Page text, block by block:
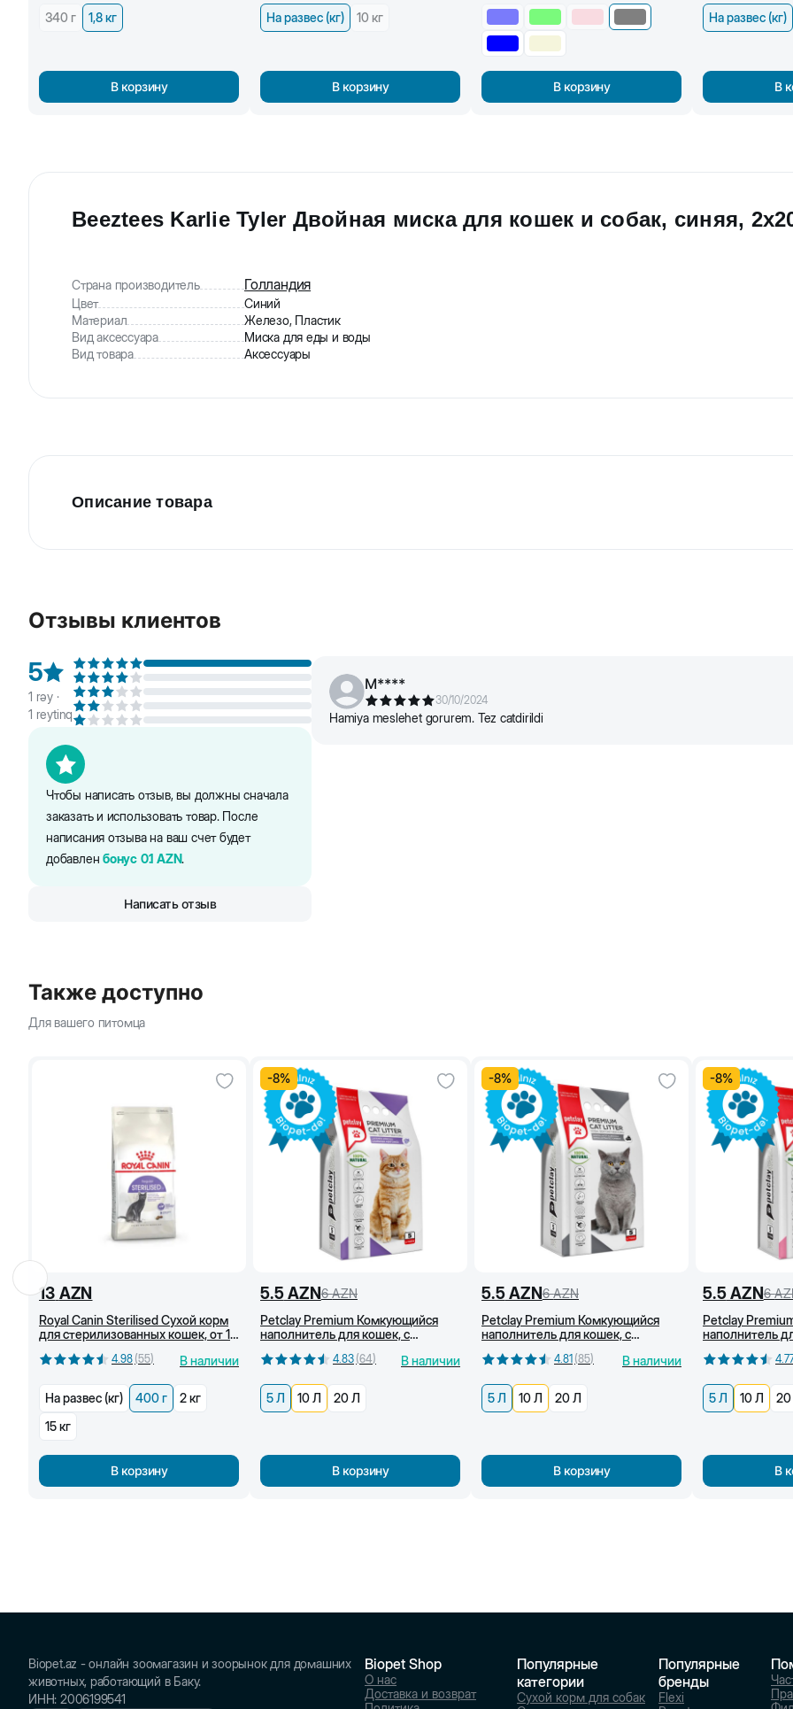
340 г 1,8 кг
В корзину
На развес (кг) 10 кг
В корзину В корзину
На развес (кг)
В
Beeztees Karlie Tyler Двойная миска для кошек и собак, синяя,
Страна производитель Голландия
Цвет
Синий
Материал
Железо, Пластик
Вид аксессуара
Миска для еды и воды
Вид товара
Аксессуары
Описание товара
Отзывы клиентов
5
1 rəy ·
1 reytinq
Чтобы написать отзыв, вы должны сначала
заказать и использовать товар. После
написания отзыва на ваш счет будет
добавленбонус 0.1 AZN.
Написать отзыв
M****
30/10/2024
Hamiya meslehet gorurem. Tez catdirildi
Также доступно
Для вашего питомца
13 AZN
Royal Canin Sterilised Сухой корм
для стерилизованных кошек, от 1
4.98 (55) В наличии
На развес (кг) 400 г
2 кг
15 кг
В корзину
-8%
5.5 AZN6 AZN
Petclay Premium Комкующийся
наполнитель для кошек, с
4.83 (64) В наличии
5 Л 10 Л 20 Л
В корзину
-8%
5.5 AZN6 AZN
Petclay Premium Комкующийся
наполнитель для кошек, с
4.81 (85) В наличии
5 Л 10 Л 20 Л
В корзину
-8%
5.5 AZN6
Petclay
наполнитель
5 Л 10 Л
В
Biopet.az - онлайн зоомагазин и зоорынок для домашних
животных, работающий в Баку.
ИНН: 2006199541
Biopet Shop
О нас
Доставка и возврат
Популярные
категории
Сухой корм для собак
Популярные
бренды
Flexi